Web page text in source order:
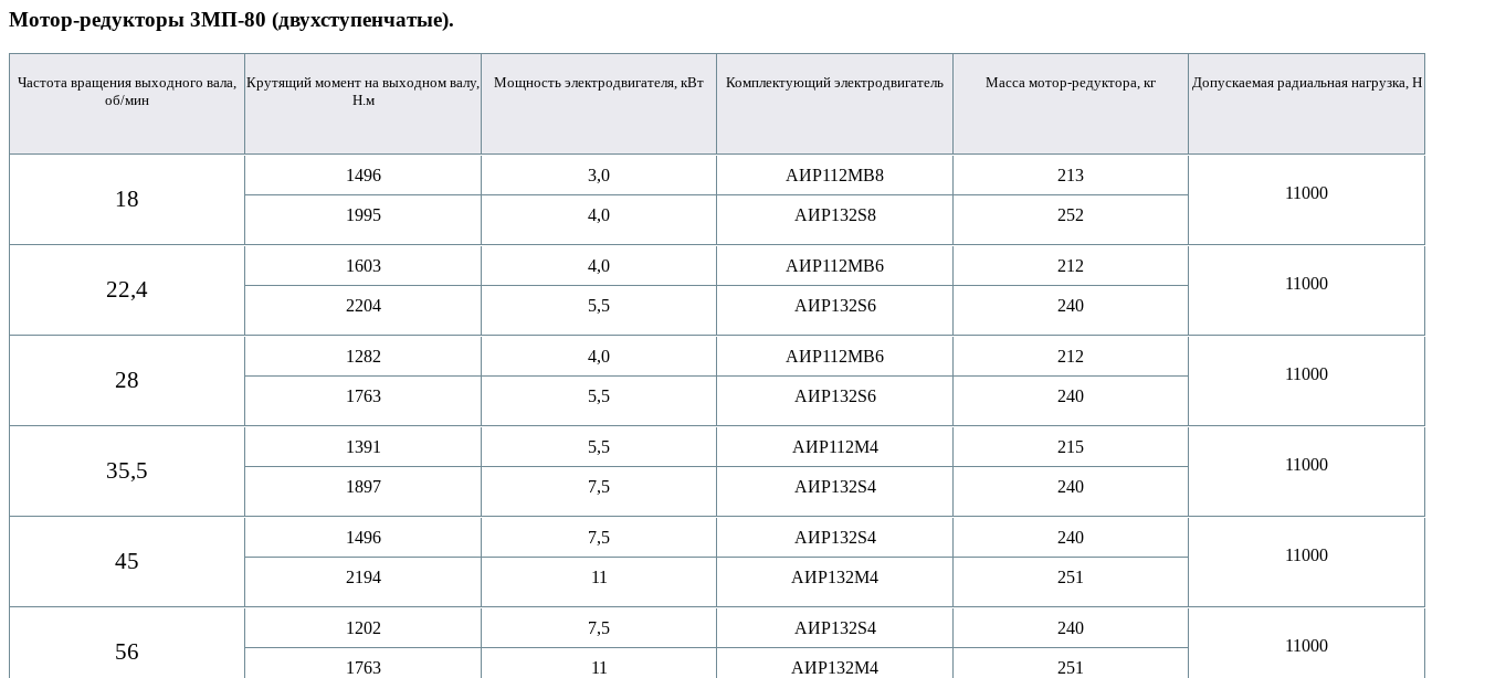
Мотор-редукторы 3МП-80 (двухступенчатые).
Частота вращения выходного вала,
об/мин
Крутящий момент на выходном валу,
Н.м
Мощность электродвигателя, кВт Комплектующий электродвигатель Масса мотор-редуктора, кг Допускаемая радиальная нагрузка, Н
18
1496
1995
3,0
4,0
АИР112MB8
АИР132S8
213
252
11000
22,4
1603
2204
4,0
5,5
АИР112MB6
АИР132S6
212
240
11000
28
1282
1763
4,0
5,5
АИР112MB6
АИР132S6
212
240
11000
35,5
1391
1897
5,5
7,5
АИР112M4
АИР132S4
215
240
11000
45
1496
2194
7,5
11
АИР132S4
АИР132M4
240
251
11000
56
1202
1763
7,5
11
АИР132S4
АИР132M4
240
251
11000